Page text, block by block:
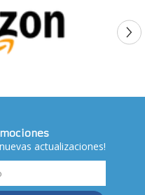
actualizaciones!